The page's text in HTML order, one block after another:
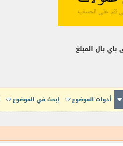
بال المبلغ
أدوات الموضوع إبحث في الموضوع